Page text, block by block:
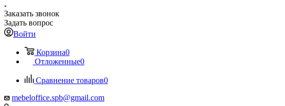
Заказать звонок
Задать вопрос
Войти
Корзина0
Отложенные0
Сравнение товаров0
mebeloffice.spb@gmail.com